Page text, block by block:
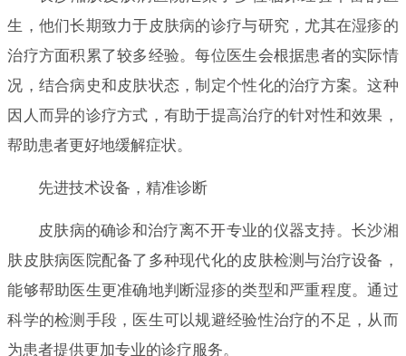
生，他们长期致力于皮肤病的诊疗与研究，尤其在湿疹的
治疗方面积累了较多经验。每位医生会根据患者的实际情
况，结合病史和皮肤状态，制定个性化的治疗方案。这种
因人而异的诊疗方式，有助于提高治疗的针对性和效果，
帮助患者更好地缓解症状。
先进技术设备，精准诊断
皮肤病的确诊和治疗离不开专业的仪器支持。长沙湘
肤皮肤病医院配备了多种现代化的皮肤检测与治疗设备，
能够帮助医生更准确地判断湿疹的类型和严重程度。通过
科学的检测手段，医生可以规避经验性治疗的不足，从而
为患者提供更加专业的诊疗服务。